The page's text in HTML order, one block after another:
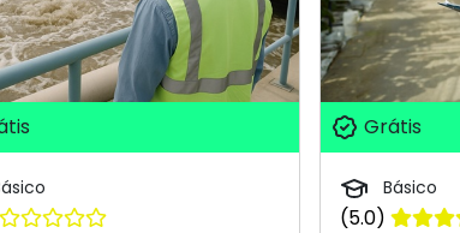
Grátis
Básico
(5.0)